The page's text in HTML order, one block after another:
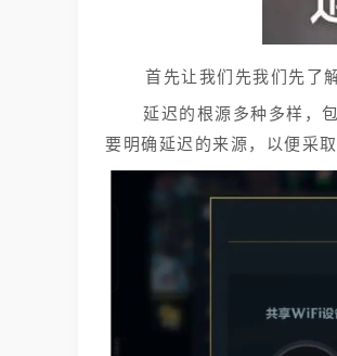
首先让我们先我们先了
延迟的根源多种多样，
要明确延迟的来源，以便采取